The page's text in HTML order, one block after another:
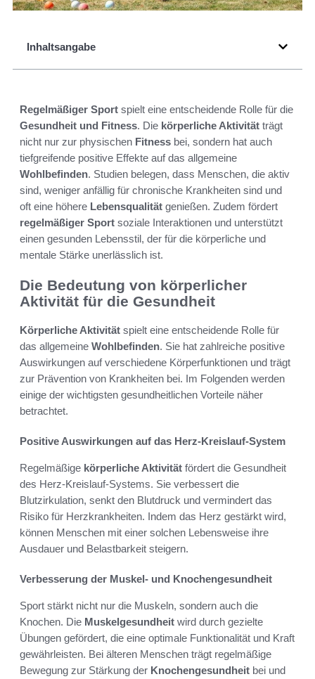
Inhaltsangabe
Regelmäßiger Sport spielt eine entscheidende Rolle für die
Gesundheit und Fitness. Die körperliche Aktivität trägt
nicht nur zur physischen Fitness bei, sondern hat auch
tiefgreifende positive Effekte auf das allgemeine
Wohlbefinden. Studien belegen, dass Menschen, die aktiv
sind, weniger anfällig für chronische Krankheiten sind und
oft eine höhere Lebensqualität genießen. Zudem fördert
regelmäßiger Sport soziale Interaktionen und unterstützt
einen gesunden Lebensstil, der für die körperliche und
mentale Stärke unerlässlich ist.
Die Bedeutung von körperlicher
Aktivität für die Gesundheit
Körperliche Aktivität spielt eine entscheidende Rolle für
das allgemeine Wohlbefinden. Sie hat zahlreiche positive
Auswirkungen auf verschiedene Körperfunktionen und trägt
zur Prävention von Krankheiten bei. Im Folgenden werden
einige der wichtigsten gesundheitlichen Vorteile näher
betrachtet.
Positive Auswirkungen auf das Herz-Kreislauf-System
Regelmäßige körperliche Aktivität fördert die Gesundheit
des Herz-Kreislauf-Systems. Sie verbessert die
Blutzirkulation, senkt den Blutdruck und vermindert das
Risiko für Herzkrankheiten. Indem das Herz gestärkt wird,
können Menschen mit einer solchen Lebensweise ihre
Ausdauer und Belastbarkeit steigern.
Verbesserung der Muskel- und Knochengesundheit
Sport stärkt nicht nur die Muskeln, sondern auch die
Knochen. Die Muskelgesundheit wird durch gezielte
Übungen gefördert, die eine optimale Funktionalität und Kraft
gewährleisten. Bei älteren Menschen trägt regelmäßige
Bewegung zur Stärkung der Knochengesundheit bei und